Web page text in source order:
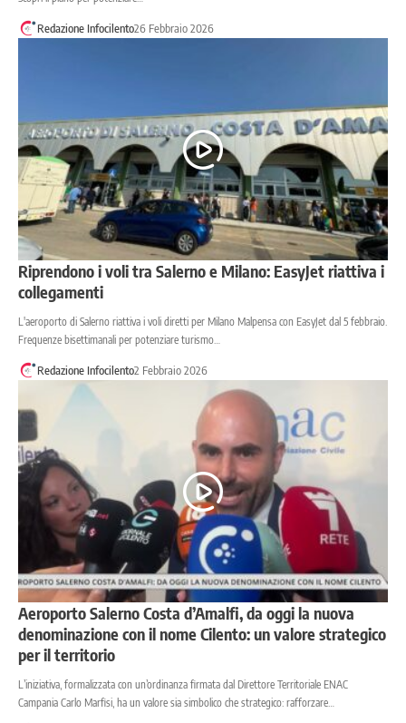
Redazione Infocilento26 Febbraio 2026
Riprendono i voli tra Salerno e Milano: EasyJet riattiva i
collegamenti
L'aeroporto di Salerno riattiva i voli diretti per Milano Malpensa con EasyJet dal 5 febbraio.
Frequenze bisettimanali per potenziare turismo…
Redazione Infocilento2 Febbraio 2026
Aeroporto Salerno Costa d’Amalfi, da oggi la nuova
denominazione con il nome Cilento: un valore strategico
per il territorio
L’iniziativa, formalizzata con un’ordinanza firmata dal Direttore Territoriale ENAC
Campania Carlo Marfisi, ha un valore sia simbolico che strategico: rafforzare…